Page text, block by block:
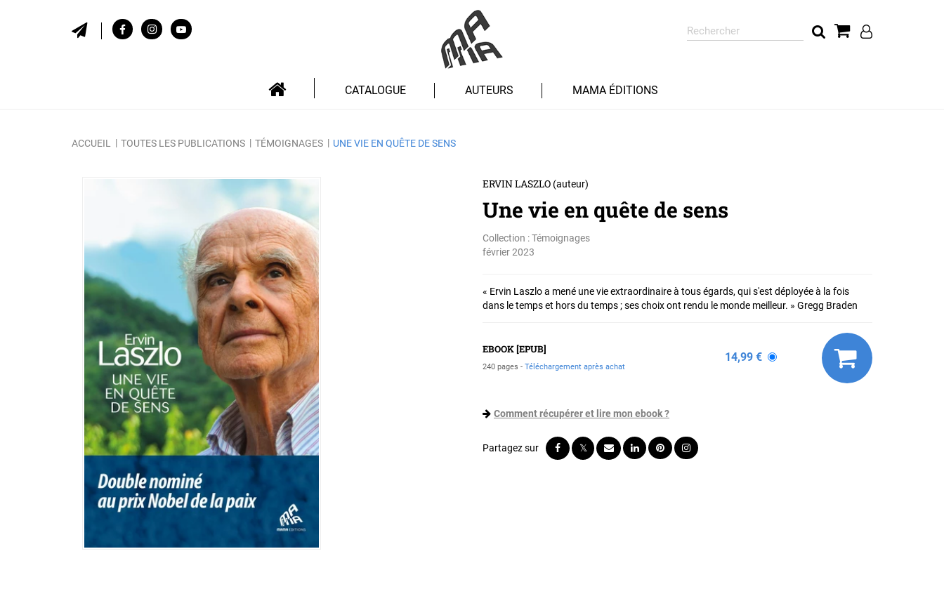
Rechercher
sur
CATALOGUE AUTEURS MAMA ÉDITIONS
ACCUEIL TOUTES LES PUBLICATIONS TÉMOIGNAGES UNE VIE EN QUÊTE DE SENS
ERVIN LASZLO (auteur)
Une vie en quête de sens
Collection :Témoignages
février 2023
« Ervin Laszlo a mené une vie extraordinaire à tous égards, qui s'est déployée à la fois
dans le temps et hors du temps ; ses choix ont rendu le monde meilleur. » Gregg Braden
EBOOK [EPUB]
240 pages Téléchargement après achat
14,99 €
Comment récupérer et lire mon ebook ?